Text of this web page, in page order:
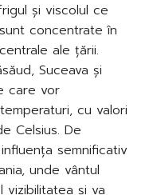
și viscolul ce
concentrate în
ale țării.
Suceava și
care vor
cu valori
Celsius. De
semnificativ
unde vântul
și va